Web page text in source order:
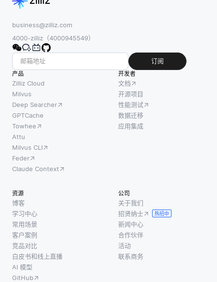
business@zilliz.com
4000-zilliz（4000945549）
订阅
产品
Zilliz Cloud
Milvus
Deep Searcher
GPTCache
Towhee
Attu
Milvus CLI
Feder
Claude Context
开发者
文档
开源项目
性能测试
数据迁移
应用集成
资源
博客
学习中心
常用场景
客户案例
竞品对比
白皮书和线上直播
AI 模型
GitHub
公司
关于我们
招贤纳士
热招中
新闻中心
合作伙伴
活动
联系商务